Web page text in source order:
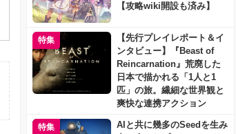
【攻略wiki開設も済み】
特集
【先行プレイレポート＆イ
ンタビュー】『Beast of
Reincarnation』荒廃した
日本で描かれる「1人と1
匹」の旅。繊細な世界観と
爽快な連携アクション
特集
AIと共に幾多のSeedを生み